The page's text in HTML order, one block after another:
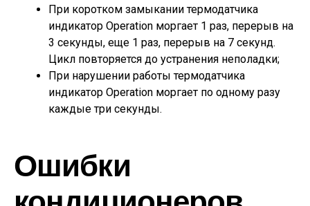
При коротком замыкании термодатчика
индикатор Operation моргает 1 раз, перерыв на
3 секунды, еще 1 раз, перерыв на 7 секунд.
Цикл повторяется до устранения неполадки;
При нарушении работы термодатчика
индикатор Operation моргает по одному разу
каждые три секунды.
Ошибки